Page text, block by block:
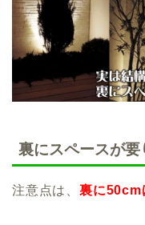
裏にスペースが要
注意点は、 裏に50cm